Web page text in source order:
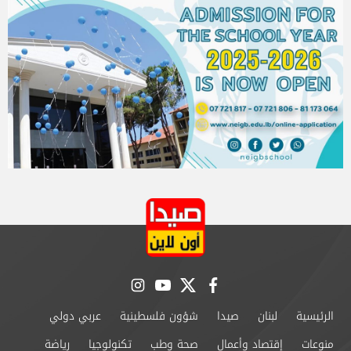
facebook
twitter
youtube
instagram
الرئيسية لبنان صيدا شؤون فلسطينية
عربي دولي
منوعات
إقتصاد وأعمال صحة وطب تكنولوجيا رياضة